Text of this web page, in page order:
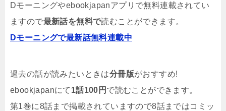
Dモーニングやebookjapanアプリで無料連載されてい
ますので最新話を無料で読むことができます。
Dモーニングで最新話無料連載中
過去の話が読みたいときは分冊版がおすすめ!
ebookjapanにて 1話100円 で読むことができます。
第1巻に8話まで掲載されていますので8話まではコミッ